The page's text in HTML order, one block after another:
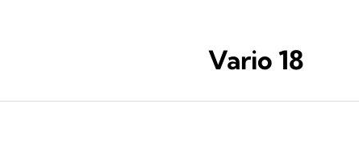
Vario 18